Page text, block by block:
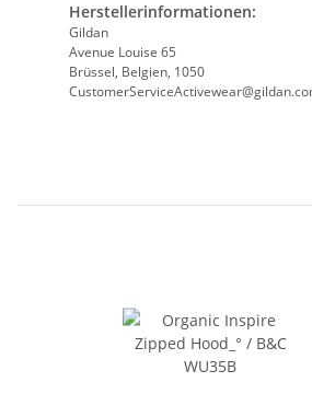
Herstellerinformationen:
Gildan
Avenue Louise 65
Brüssel, Belgien, 1050